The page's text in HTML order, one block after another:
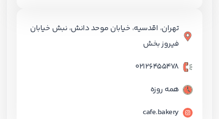
تهران، اقدسیه، خیابان موحد دانش، نبش خیابان
فیروز بخش
02126455478
همه روزه
cafe.bakery